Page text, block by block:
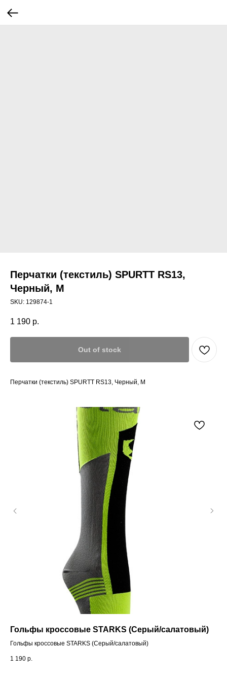
Перчатки (текстиль) SPURTT RS13,
Черный, M
SKU: 129874-1
1 190 р.
Out of stock
Перчатки (текстиль) SPURTT RS13, Черный, M
Гольфы кроссовые STARKS (Серый/салатовый)
Гольфы кроссовые STARKS (Серый/салатовый)
1 190 р.